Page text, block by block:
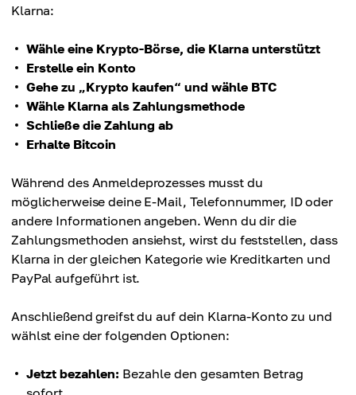
Klarna:
Wähle eine Krypto-Börse, die Klarna unterstützt
Erstelle ein Konto
Gehe zu „Krypto kaufen“ und wähle BTC
Wähle Klarna als Zahlungsmethode
Schließe die Zahlung ab
Erhalte Bitcoin
Während des Anmeldeprozesses musst du
möglicherweise deine E-Mail, Telefonnummer, ID oder
andere Informationen angeben. Wenn du dir die
Zahlungsmethoden ansiehst, wirst du feststellen, dass
Klarna in der gleichen Kategorie wie Kreditkarten und
PayPal aufgeführt ist.
Anschließend greifst du auf dein Klarna-Konto zu und
wählst eine der folgenden Optionen:
Jetzt bezahlen: Bezahle den gesamten Betrag